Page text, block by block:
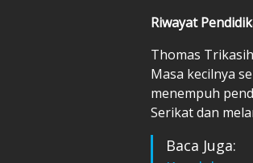
Riwayat
Thomas
Masa kecilnya
menempuh
Serikat dan
Baca Juga: